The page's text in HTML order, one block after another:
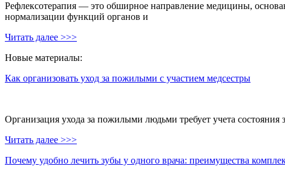
Рефлексотерапия — это обширное направление медицины,
нормализации функций органов и
Читать далее >>>
Новые материалы:
Как организовать уход за пожилыми с участием медсестры
Организация ухода за пожилыми людьми требует учета состояния
Читать далее >>>
Почему удобно лечить зубы у одного врача: преимущества